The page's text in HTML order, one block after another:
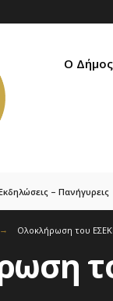
Ο Δήμος
– Πανήγυρεις
Ολοκλήρωση του